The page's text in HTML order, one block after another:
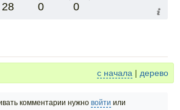
28 0 0
с начала | дерево
комментарии нужно войти или